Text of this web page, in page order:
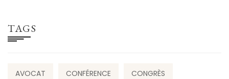
TAGS
AVOCAT CONFÉRENCE CONGRÈS